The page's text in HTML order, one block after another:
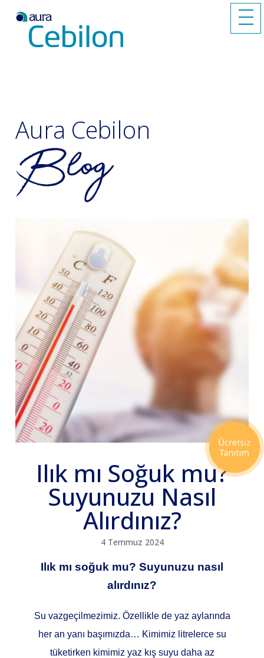
Aura Cebilon
Ilık mı Soğuk mu?
Suyunuzu Nasıl
Alırdınız?
4 Temmuz 2024
Ilık mı soğuk mu? Suyunuzu nasıl
alırdınız?
Su vazgeçilmezimiz. Özellikle de yaz aylarında
her an yanı başımızda… Kimimiz litrelerce su
tüketirken kimimiz yaz kış suyu daha az